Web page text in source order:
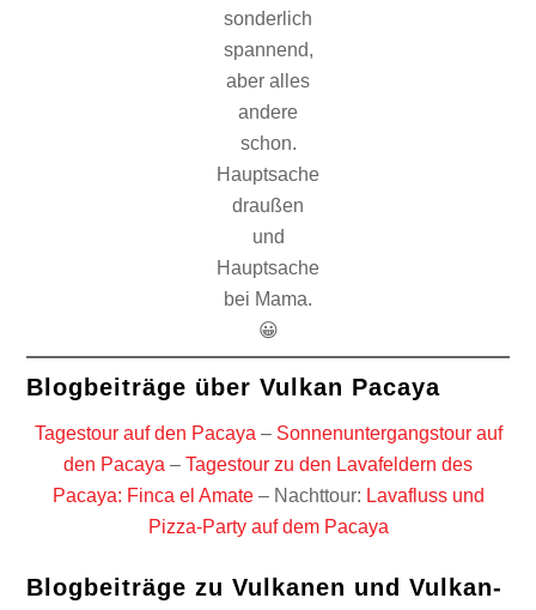
sonderlich
spannend,
aber alles
andere
schon.
Hauptsache
draußen
und
Hauptsache
bei Mama.
😀
Blogbeiträge über Vulkan Pacaya
Tagestour auf den Pacaya– Sonnenuntergangstour auf
den Pacaya – Tagestour zu den Lavafeldern des
Pacaya: Finca el Amate– Nachttour: Lavafluss und
Pizza-Party auf dem Pacaya
Blogbeiträge zu Vulkanen und Vulkan-